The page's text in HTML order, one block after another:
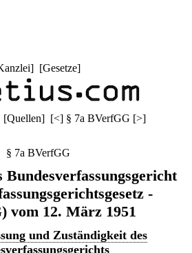
] [Gesetze]
[Quellen] [<] § 7a BVerfGG [>]
§ 7a BVerfGG
Bundesverfassungsgericht
-
vom 12. März 1951
und Zuständigkeit des